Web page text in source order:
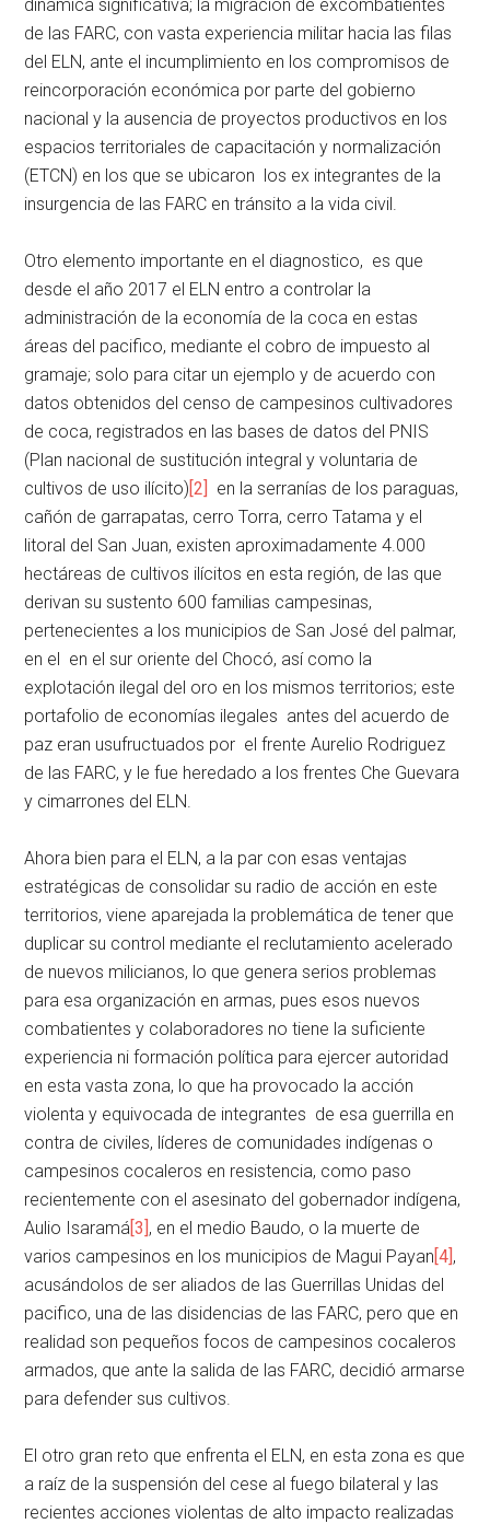
dinámica significativa; la migración de excombatientes
de las FARC, con vasta experiencia militar hacia las filas
del ELN, ante el incumplimiento en los compromisos de
reincorporación económica por parte del gobierno
nacional y la ausencia de proyectos productivos en los
espacios territoriales de capacitación y normalización
(ETCN) en los que se ubicaron los ex integrantes de la
insurgencia de las FARC en tránsito a la vida civil.
Otro elemento importante en el diagnostico, es que
desde el año 2017 el ELN entro a controlar la
administración de la economía de la coca en estas
áreas del pacifico, mediante el cobro de impuesto al
gramaje; solo para citar un ejemplo y de acuerdo con
datos obtenidos del censo de campesinos cultivadores
de coca, registrados en las bases de datos del PNIS
(Plan nacional de sustitución integral y voluntaria de
cultivos de uso ilícito)[2] en la serranías de los paraguas,
cañón de garrapatas, cerro Torra, cerro Tatama y el
litoral del San Juan, existen aproximadamente 4.000
hectáreas de cultivos ilícitos en esta región, de las que
derivan su sustento 600 familias campesinas,
pertenecientes a los municipios de San José del palmar,
en el en el sur oriente del Chocó, así como la
explotación ilegal del oro en los mismos territorios; este
portafolio de economías ilegales antes del acuerdo de
paz eran usufructuados por el frente Aurelio Rodriguez
de las FARC, y le fue heredado a los frentes Che Guevara
y cimarrones del ELN.
Ahora bien para el ELN, a la par con esas ventajas
estratégicas de consolidar su radio de acción en este
territorios, viene aparejada la problemática de tener que
duplicar su control mediante el reclutamiento acelerado
de nuevos milicianos, lo que genera serios problemas
para esa organización en armas, pues esos nuevos
combatientes y colaboradores no tiene la suficiente
experiencia ni formación política para ejercer autoridad
en esta vasta zona, lo que ha provocado la acción
violenta y equivocada de integrantes de esa guerrilla en
contra de civiles, líderes de comunidades indígenas o
campesinos cocaleros en resistencia, como paso
recientemente con el asesinato del gobernador indígena,
Aulio Isaramá[3], en el medio Baudo, o la muerte de
varios campesinos en los municipios de Magui Payan[4],
acusándolos de ser aliados de las Guerrillas Unidas del
pacifico, una de las disidencias de las FARC, pero que en
realidad son pequeños focos de campesinos cocaleros
armados, que ante la salida de las FARC, decidió armarse
para defender sus cultivos.
El otro gran reto que enfrenta el ELN, en esta zona es que
a raíz de la suspensión del cese al fuego bilateral y las
recientes acciones violentas de alto impacto realizadas